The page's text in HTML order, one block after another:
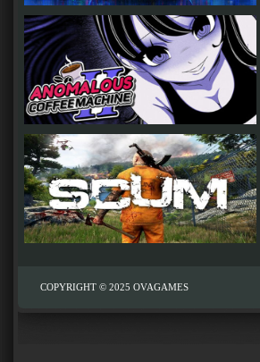
COPYRIGHT © 2025 OVAGAMES